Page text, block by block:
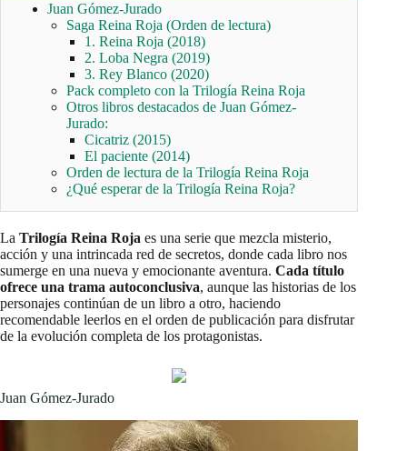
Juan Gómez-Jurado
Saga Reina Roja (Orden de lectura)
1. Reina Roja (2018)
2. Loba Negra (2019)
3. Rey Blanco (2020)
Pack completo con la Trilogía Reina Roja
Otros libros destacados de Juan Gómez-
Jurado:
Cicatriz (2015)
El paciente (2014)
Orden de lectura de la Trilogía Reina Roja
¿Qué esperar de la Trilogía Reina Roja?
La Trilogía Reina Roja es una serie que mezcla misterio,
acción y una intrincada red de secretos, donde cada libro nos
sumerge en una nueva y emocionante aventura. Cada título
ofrece una trama autoconclusiva, aunque las historias de los
personajes continúan de un libro a otro, haciendo
recomendable leerlos en el orden de publicación para disfrutar
de la evolución completa de los protagonistas.
Juan Gómez-Jurado